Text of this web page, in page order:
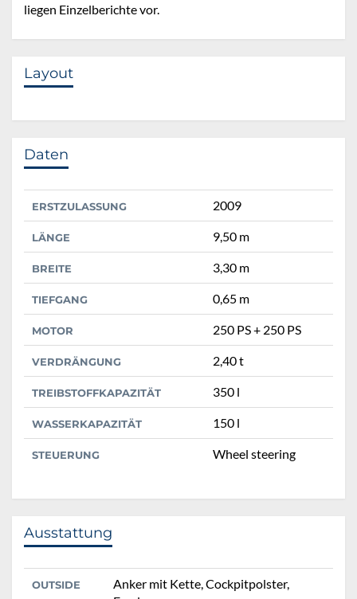
liegen Einzelberichte vor.
Layout
Daten
ERSTZULASSUNG 2009
LÄNGE 9,50 m
BREITE 3,30 m
TIEFGANG 0,65 m
MOTOR 250 PS + 250 PS
VERDRÄNGUNG 2,40 t
TREIBSTOFFKAPAZITÄT 350 l
WASSERKAPAZITÄT 150 l
STEUERUNG Wheel steering
Ausstattung
OUTSIDE
Anker mit Kette, Cockpitpolster,